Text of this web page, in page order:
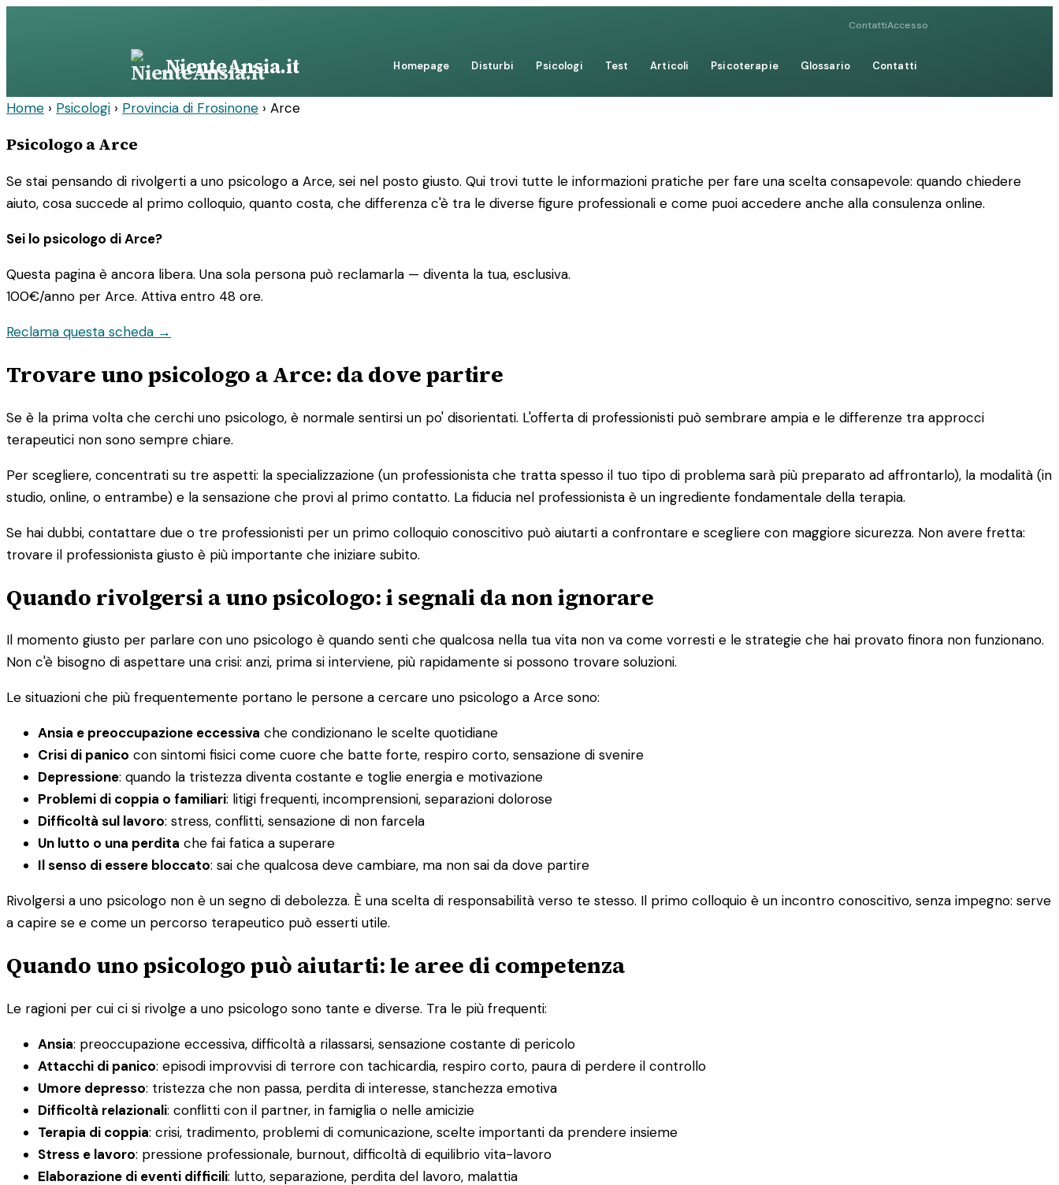
ContattiAccesso
NienteAnsia.it Homepage Disturbi Psicologi Test Articoli Psicoterapie Glossario Contatti
Home › Psicologi › Provincia di Frosinone › Arce
Psicologo a Arce
Se stai pensando di rivolgerti a uno psicologo a Arce, sei nel posto giusto. Qui trovi tutte le informazioni pratiche per fare una scelta consapevole: quando chiedere
aiuto, cosa succede al primo colloquio, quanto costa, che differenza c'è tra le diverse figure professionali e come puoi accedere anche alla consulenza online.
Sei lo psicologo di Arce?
Questa pagina è ancora libera. Una sola persona può reclamarla — diventa la tua, esclusiva.
100€/anno per Arce. Attiva entro 48 ore.
Reclama questa scheda →
Trovare uno psicologo a Arce: da dove partire
Se è la prima volta che cerchi uno psicologo, è normale sentirsi un po' disorientati. L'offerta di professionisti può sembrare ampia e le differenze tra approcci
terapeutici non sono sempre chiare.
Per scegliere, concentrati su tre aspetti: la specializzazione (un professionista che tratta spesso il tuo tipo di problema sarà più preparato ad affrontarlo), la modalità (in
studio, online, o entrambe) e la sensazione che provi al primo contatto. La fiducia nel professionista è un ingrediente fondamentale della terapia.
Se hai dubbi, contattare due o tre professionisti per un primo colloquio conoscitivo può aiutarti a confrontare e scegliere con maggiore sicurezza. Non avere fretta:
trovare il professionista giusto è più importante che iniziare subito.
Quando rivolgersi a uno psicologo: i segnali da non ignorare
Il momento giusto per parlare con uno psicologo è quando senti che qualcosa nella tua vita non va come vorresti e le strategie che hai provato finora non funzionano.
Non c'è bisogno di aspettare una crisi: anzi, prima si interviene, più rapidamente si possono trovare soluzioni.
Le situazioni che più frequentemente portano le persone a cercare uno psicologo a Arce sono:
Ansia e preoccupazione eccessiva che condizionano le scelte quotidiane
Crisi di panico con sintomi fisici come cuore che batte forte, respiro corto, sensazione di svenire
Depressione: quando la tristezza diventa costante e toglie energia e motivazione
Problemi di coppia o familiari: litigi frequenti, incomprensioni, separazioni dolorose
Difficoltà sul lavoro: stress, conflitti, sensazione di non farcela
Un lutto o una perdita che fai fatica a superare
Il senso di essere bloccato: sai che qualcosa deve cambiare, ma non sai da dove partire
Rivolgersi a uno psicologo non è un segno di debolezza. È una scelta di responsabilità verso te stesso. Il primo colloquio è un incontro conoscitivo, senza impegno: serve
a capire se e come un percorso terapeutico può esserti utile.
Quando uno psicologo può aiutarti: le aree di competenza
Le ragioni per cui ci si rivolge a uno psicologo sono tante e diverse. Tra le più frequenti:
Ansia: preoccupazione eccessiva, difficoltà a rilassarsi, sensazione costante di pericolo
Attacchi di panico: episodi improvvisi di terrore con tachicardia, respiro corto, paura di perdere il controllo
Umore depresso: tristezza che non passa, perdita di interesse, stanchezza emotiva
Difficoltà relazionali: conflitti con il partner, in famiglia o nelle amicizie
Terapia di coppia: crisi, tradimento, problemi di comunicazione, scelte importanti da prendere insieme
Stress e lavoro: pressione professionale, burnout, difficoltà di equilibrio vita-lavoro
Elaborazione di eventi difficili: lutto, separazione, perdita del lavoro, malattia